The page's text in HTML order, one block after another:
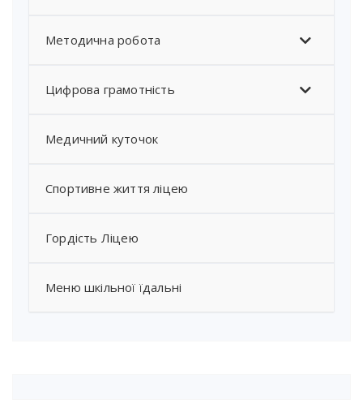
Методична робота
Цифрова грамотність
Медичний куточок
Спортивне життя ліцею
Гордість Ліцею
Меню шкільної їдальні